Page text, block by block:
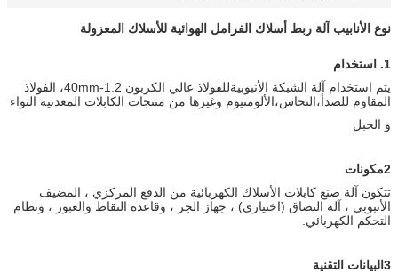
نوع الأنابيب آلة ربط أسلاك الفرامل الهوائية للأسلاك المعزولة
1. استخدام
يتم استخدام آلة الشبكة الأنبوبية
المقاوم للصدأ،النحاس،الألومنيوم وغيرها من منتجات الكابلات المعدنية التواء
و الحبل
2مكونات
تتكون آلة صنع كابلات الأسلاك الكهربائية من الدفع المركزي ، المضيف
الأنبوبي ، آلة التصاق (اختياري) ، جهاز الجر ، وقاعدة التقاط والعبور ، ونظام
التحكم الكهربائي.
3البيانات التقنية